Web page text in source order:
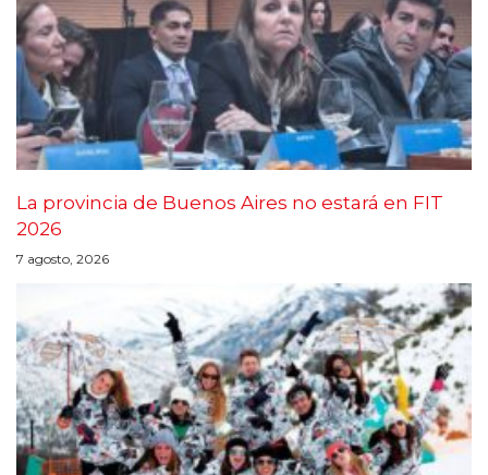
La provincia de Buenos Aires no estará en FIT
2026
7 agosto, 2026